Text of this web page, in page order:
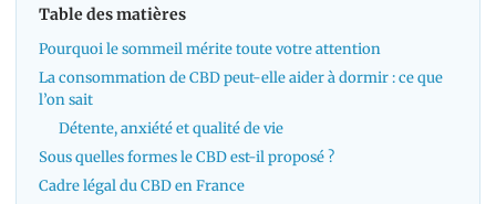
Table des matières
Pourquoi le sommeil mérite toute votre attention
La consommation de CBD peut-elle aider à dormir : ce que
l’on sait
Détente, anxiété et qualité de vie
Sous quelles formes le CBD est-il proposé ?
Cadre légal du CBD en France